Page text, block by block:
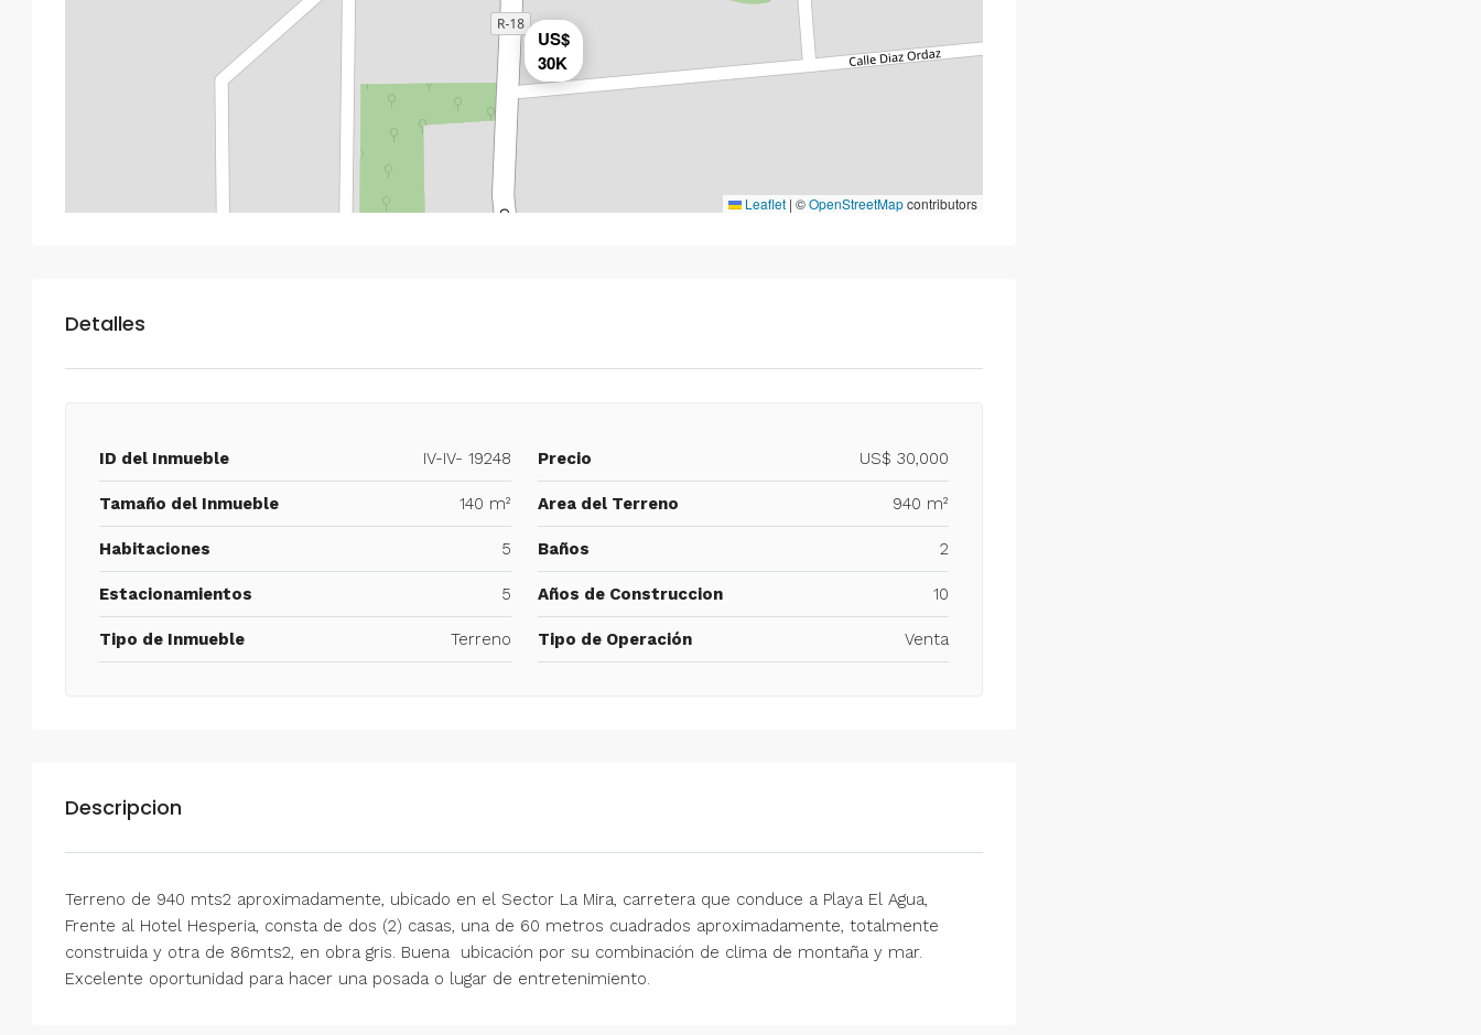
US$
30K
Leaflet | ©OpenStreetMapcontributors
Detalles
ID del Inmueble IV-IV- 19248 Precio US$ 30,000
Tamaño del Inmueble 140 m² Area del Terreno 940 m²
Habitaciones 5 Baños 2
Estacionamientos 5 Años de Construccion 10
Tipo de Inmueble Terreno Tipo de Operación Venta
Descripcion
Terreno de 940 mts2 aproximadamente, ubicado en el Sector La Mira, carretera que conduce a Playa El Agua,
Frente al Hotel Hesperia, consta de dos (2) casas, una de 60 metros cuadrados aproximadamente, totalmente
construida y otra de 86mts2, en obra gris. Buena ubicación por su combinación de clima de montaña y mar.
Excelente oportunidad para hacer una posada o lugar de entretenimiento.